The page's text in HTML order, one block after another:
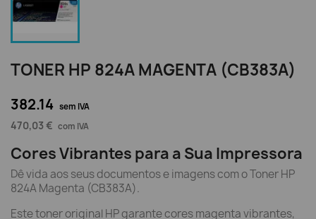
TONER HP 824A MAGENTA (CB383A)
382.14 sem IVA
470,03 € com IVA
Cores Vibrantes para a Sua Impressora
Dê vida aos seus documentos e imagens com o Toner HP
824A Magenta (CB383A).
Este toner original HP garante cores magenta vibrantes,